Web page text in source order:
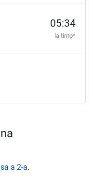
05:34
la timp*
a 2-a.